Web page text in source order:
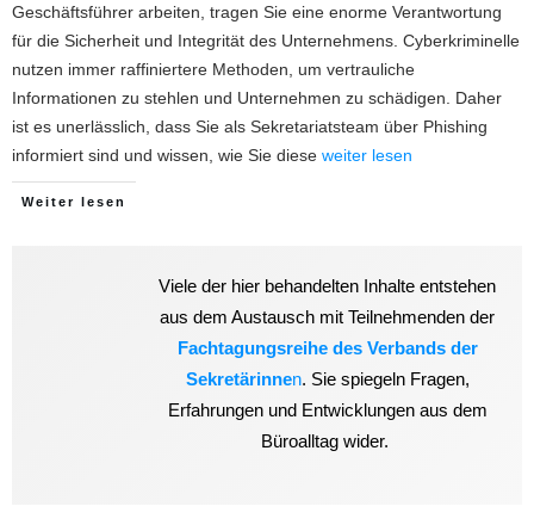
Geschäftsführer arbeiten, tragen Sie eine enorme Verantwortung
für die Sicherheit und Integrität des Unternehmens. Cyberkriminelle
nutzen immer raffiniertere Methoden, um vertrauliche
Informationen zu stehlen und Unternehmen zu schädigen. Daher
ist es unerlässlich, dass Sie als Sekretariatsteam über Phishing
informiert sind und wissen, wie Sie diese weiter lesen
Weiter lesen
Viele der hier behandelten Inhalte entstehen
aus dem Austausch mit Teilnehmenden der
Fachtagungsreihe des Verbands der
Sekretärinnen. Sie spiegeln Fragen,
Erfahrungen und Entwicklungen aus dem
Büroalltag wider.